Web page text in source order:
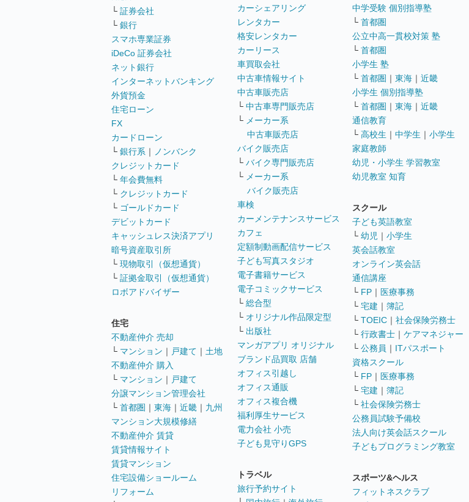
└ 証券会社
└ 銀行
スマホ専業証券
iDeCo 証券会社
ネット銀行
インターネットバンキング
外貨預金
住宅ローン
FX
カードローン
└ 銀行系 ｜
ノンバンク
クレジットカード
└ 年会費無料
└ クレジットカード
└ ゴールドカード
デビットカード
キャッシュレス決済アプリ
暗号資産取引所
└ 現物取引（仮想通貨）
└ 証拠金取引（仮想通貨）
ロボアドバイザー
住宅
不動産仲介 売却
└ マンション ｜ 戸建て ｜ 土地
不動産仲介 購入
└ マンション ｜ 戸建て
分譲マンション管理会社
└ 首都圏 ｜ 東海 ｜ 近畿 ｜ 九州
マンション大規模修繕
不動産仲介 賃貸
賃貸情報サイト
賃貸マンション
住宅設備ショールーム
リフォーム
カーシェアリング
レンタカー
格安レンタカー
カーリース
車買取会社
中古車情報サイト
中古車販売店
└ 中古車専門販売店
└ メーカー系
中古車販売店
バイク販売店
└ バイク専門販売店
└ メーカー系
バイク販売店
車検
カーメンテナンスサービス
カフェ
定額制動画配信サービス
子ども写真スタジオ
電子書籍サービス
電子コミックサービス
└ 総合型
└ オリジナル作品限定型
└ 出版社
マンガアプリ オリジナル
ブランド品買取 店舗
オフィス引越し
オフィス通販
オフィス複合機
福利厚生サービス
電力会社 小売
子ども見守りGPS
トラベル
旅行予約サイト
中学受験 個別指導塾
└ 首都圏
公立中高一貫校対策 塾
└ 首都圏
小学生 塾
└ 首都圏 ｜ 東海 ｜ 近畿
小学生 個別指導塾
└ 首都圏 ｜ 東海 ｜ 近畿
通信教育
└ 高校生 ｜ 中学生 ｜ 小学生
家庭教師
幼児・小学生 学習教室
幼児教室 知育
スクール
子ども英語教室
└ 幼児 ｜ 小学生
英会話教室
オンライン英会話
通信講座
└ FP ｜ 医療事務
└ 宅建 ｜ 簿記
└ TOEIC ｜ 社会保険労務士
└ 行政書士 ｜ ケアマネジャー
└ 公務員 ｜ ITパスポート
資格スクール
└ FP ｜ 医療事務
└ 宅建 ｜ 簿記
└ 社会保険労務士
公務員試験予備校
法人向け英会話スクール
子どもプログラミング教室
スポーツ&ヘルス
フィットネスクラブ